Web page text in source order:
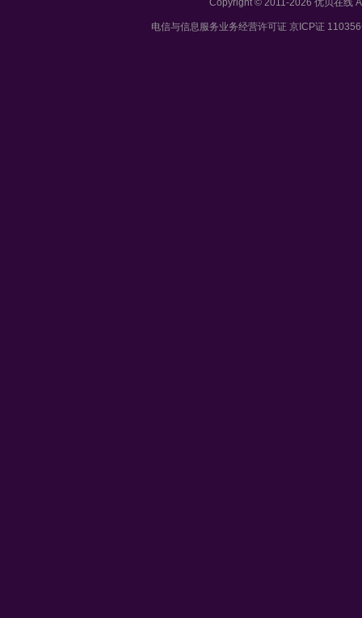
Copyright © 2011-2026 优贝在线
电信与信息服务业务经营许可证 京ICP证